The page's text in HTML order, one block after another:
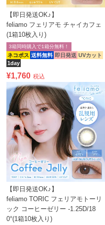
【即日発送OK♪】
feliamo フェリアモ チャイカフェ
(1箱10枚入り)
ネコポス 送料無料 即日発送 UVカット
1day
3箱同時購入で1箱分無料！
¥1,760 税込
【即日発送OK♪】
feliamo TORIC フェリアモトーリ
ック コーヒーゼリー -1.25D/18
0°(1箱10枚入り)